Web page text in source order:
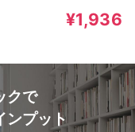
¥1,936
クで
ンプット